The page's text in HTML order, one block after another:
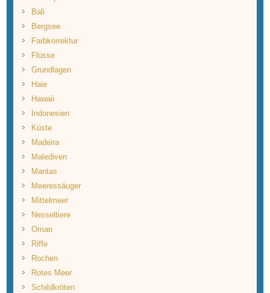
Bali
Bergsee
Farbkorrektur
Flüsse
Grundlagen
Haie
Hawaii
Indonesien
Küste
Madeira
Malediven
Mantas
Meeressäuger
Mittelmeer
Nesseltiere
Oman
Riffe
Rochen
Rotes Meer
Schildkröten